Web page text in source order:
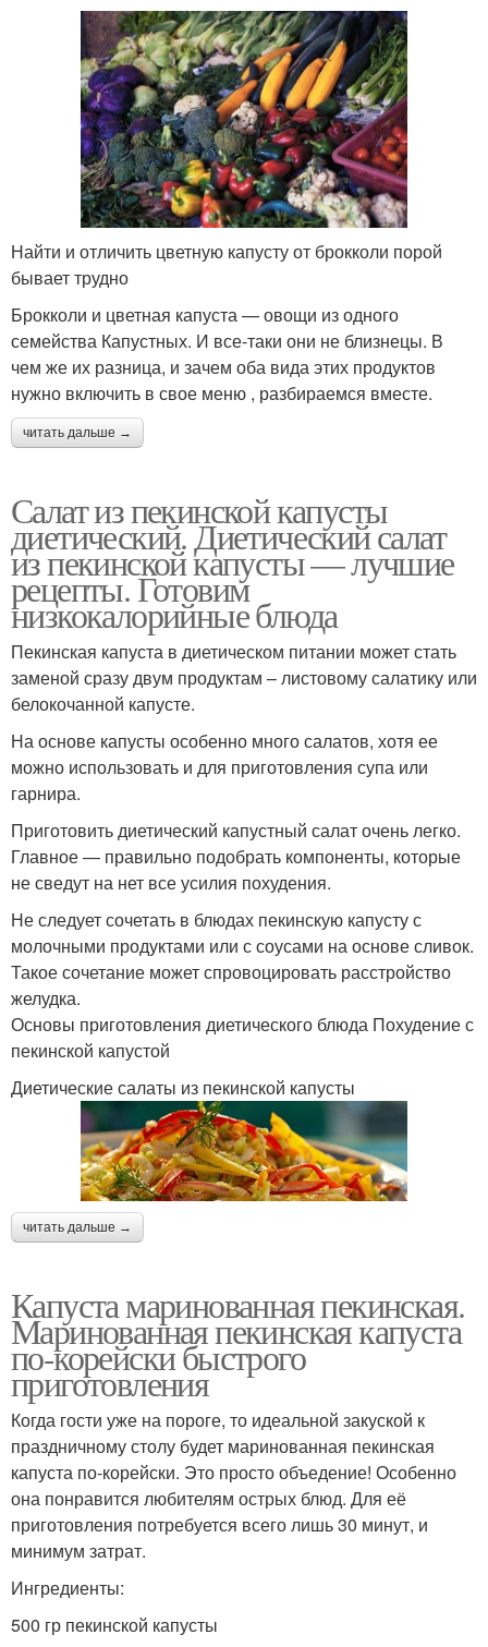
Найти и отличить цветную капусту от брокколи порой
бывает трудно
Брокколи и цветная капуста — овощи из одного
семейства Капустных. И все-таки они не близнецы. В
чем же их разница, и зачем оба вида этих продуктов
нужно включить в свое меню , разбираемся вместе.
читать дальше →
Салат из пекинской капусты
диетический. Диетический салат
из пекинской капусты — лучшие
рецепты. Готовим
низкокалорийные блюда
Пекинская капуста в диетическом питании может стать
заменой сразу двум продуктам – листовому салатику или
белокочанной капусте.
На основе капусты особенно много салатов, хотя ее
можно использовать и для приготовления супа или
гарнира.
Приготовить диетический капустный салат очень легко.
Главное — правильно подобрать компоненты, которые
не сведут на нет все усилия похудения.
Не следует сочетать в блюдах пекинскую капусту с
молочными продуктами или с соусами на основе сливок.
Такое сочетание может спровоцировать расстройство
желудка.
Основы приготовления диетического блюда Похудение с
пекинской капустой
Диетические салаты из пекинской капусты
читать дальше →
Капуста маринованная пекинская.
Маринованная пекинская капуста
по-корейски быстрого
приготовления
Когда гости уже на пороге, то идеальной закуской к
праздничному столу будет маринованная пекинская
капуста по-корейски. Это просто объедение! Особенно
она понравится любителям острых блюд. Для её
приготовления потребуется всего лишь 30 минут, и
минимум затрат.
Ингредиенты:
500 гр пекинской капусты